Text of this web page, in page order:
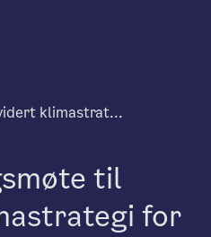
klimastrat...
til
for